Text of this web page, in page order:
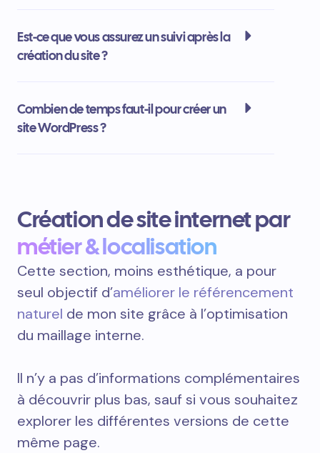
Est-ce que vous assurez un suivi après la
création du site ?
Combien de temps faut-il pour créer un
site WordPress ?
Création de site internet par
métier & localisation
Cette section, moins esthétique, a pour
seul objectif d’améliorer le référencement
naturel de mon site grâce à l’optimisation
du maillage interne.
Il n’y a pas d’informations complémentaires
à découvrir plus bas, sauf si vous souhaitez
explorer les différentes versions de cette
même page.